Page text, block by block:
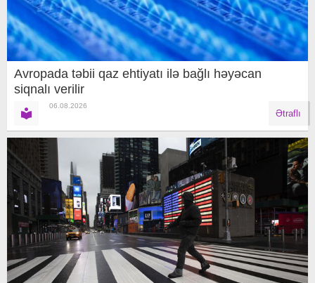
Avropada təbii qaz ehtiyatı ilə bağlı həyəcan
siqnalı verilir
06.08.2026
Ətraflı